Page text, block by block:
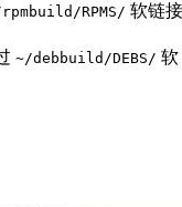
RPMS/ 软链接
~/debbuild/DEBS/ 软